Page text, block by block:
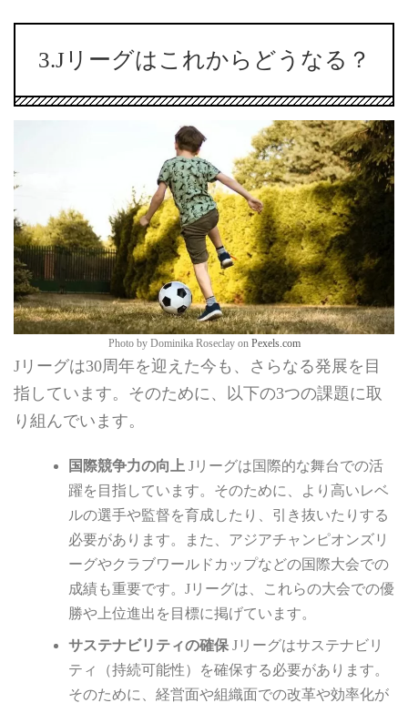
3.Jリーグはこれからどうなる？
Photo by Dominika Roseclay on Pexels.com
Jリーグは30周年を迎えた今も、さらなる発展を目
指しています。そのために、以下の3つの課題に取
り組んでいます。
国際競争力の向上 Jリーグは国際的な舞台での活
躍を目指しています。そのために、より高いレベ
ルの選手や監督を育成したり、引き抜いたりする
必要があります。また、アジアチャンピオンズリ
ーグやクラブワールドカップなどの国際大会での
成績も重要です。Jリーグは、これらの大会での優
勝や上位進出を目標に掲げています。
サステナビリティの確保 Jリーグはサステナビリ
ティ（持続可能性）を確保する必要があります。
そのために、経営面や組織面での改革や効率化が